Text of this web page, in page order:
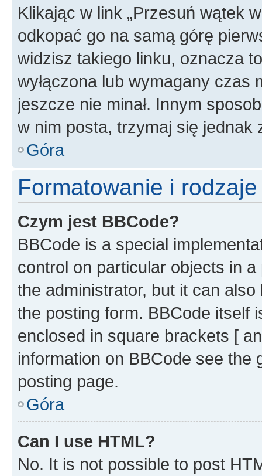
Klikając w link „Przesuń wątek
odkopać go na samą górę
widzisz takiego linku, oznacza
wyłączona lub wymagany czas
jeszcze nie minał. Innym
w nim posta, trzymaj się jednak
Góra
Formatowanie i
Czym jest BBCode?
BBCode is a special
control on particular objects in
the administrator, but it can
the posting form. BBCode itself
enclosed in square brackets [
information on BBCode see
posting page.
Góra
Can I use HTML?
No. It is not possible to post